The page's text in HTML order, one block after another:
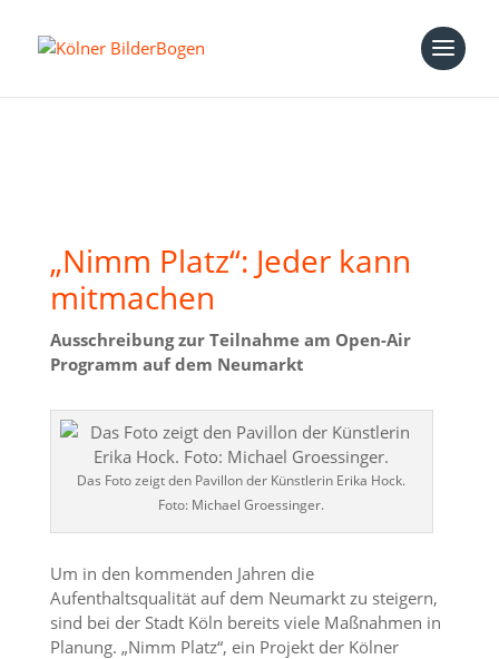
„Nimm Platz“: Jeder kann
mitmachen
Ausschreibung zur Teilnahme am Open-Air
Programm auf dem Neumarkt
Das Foto zeigt den Pavillon der Künstlerin Erika Hock.
Foto: Michael Groessinger.
Um in den kommenden Jahren die
Aufenthaltsqualität auf dem Neumarkt zu steigern,
sind bei der Stadt Köln bereits viele Maßnahmen in
Planung. „Nimm Platz“, ein Projekt der Kölner